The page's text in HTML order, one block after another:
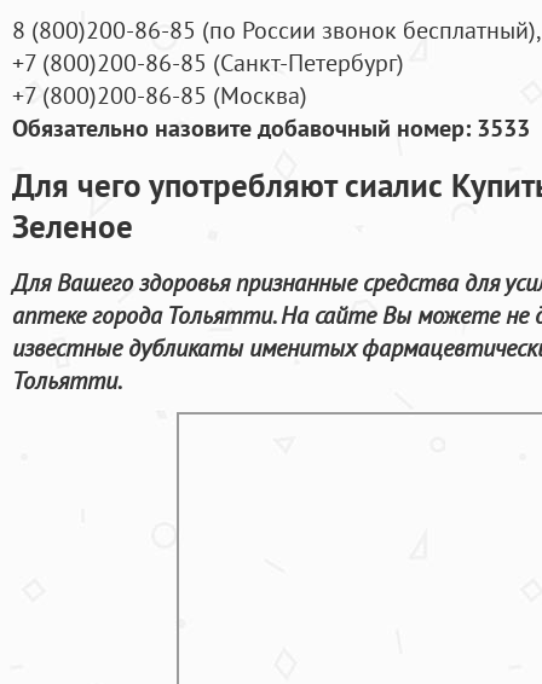
8 (800)200-86-85 (по России звонок бесплатный),
+7 (800)200-86-85 (Санкт-Петербург)
+7 (800)200-86-85 (Москва)
Обязательно назовите добавочный номер: 3533
Для чего употребляют сиалис
Зеленое
Для Вашего здоровья признанные средства для
аптеке города Тольятти. На сайте Вы можете не
известные дубликаты именитых
Тольятти.